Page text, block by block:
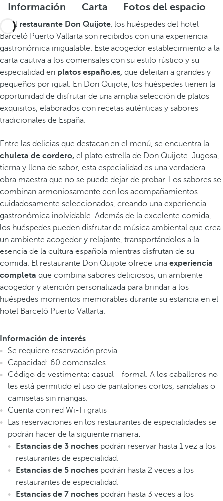
Información Carta Fotos del espacio
En el restaurante Don Quijote, los huéspedes del hotel
Barceló Puerto Vallarta son recibidos con una experiencia
gastronómica inigualable. Este acogedor establecimiento a la
carta cautiva a los comensales con su estilo rústico y su
especialidad en platos españoles, que deleitan a grandes y
pequeños por igual. En Don Quijote, los huéspedes tienen la
oportunidad de disfrutar de una amplia selección de platos
exquisitos, elaborados con recetas auténticas y sabores
tradicionales de España.
Entre las delicias que destacan en el menú, se encuentra la
chuleta de cordero, el plato estrella de Don Quijote. Jugosa,
tierna y llena de sabor, esta especialidad es una verdadera
obra maestra que no se puede dejar de probar. Los sabores se
combinan armoniosamente con los acompañamientos
cuidadosamente seleccionados, creando una experiencia
gastronómica inolvidable. Además de la excelente comida,
los huéspedes pueden disfrutar de música ambiental que crea
un ambiente acogedor y relajante, transportándolos a la
esencia de la cultura española mientras disfrutan de su
comida. El restaurante Don Quijote ofrece una experiencia
completa que combina sabores deliciosos, un ambiente
acogedor y atención personalizada para brindar a los
huéspedes momentos memorables durante su estancia en el
hotel Barceló Puerto Vallarta.
Información de interés
Se requiere reservación previa
Capacidad: 60 comensales
Código de vestimenta: casual - formal. A los caballeros no
les está permitido el uso de pantalones cortos, sandalias o
camisetas sin mangas.
Cuenta con red Wi-Fi gratis
Las reservaciones en los restaurantes de especialidades se
podrán hacer de la siguiente manera:
Estancias de 3 noches podrán reservar hasta 1 vez a los
restaurantes de especialidad.
Estancias de 5 noches podrán hasta 2 veces a los
restaurantes de especialidad.
Estancias de 7 noches podrán hasta 3 veces a los